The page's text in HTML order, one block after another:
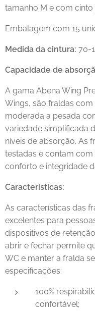
tamanho M e com
Embalagem com 15
Medida da cintura: 70-
Capacidade de
A gama Abena Wing
Wings, são fraldas
moderada a pesada
variedade simplificada
níveis de absorção. As
testadas e contam
conforto e integridade
Características:
As características das
excelentes para
dispositivos de
abrir e fechar permite
WC e manter a fralda
especificações:
100%
confortável;